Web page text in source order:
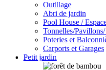
Outillage
Abri de jardin
Pool House /
Tonnelles/
Poteries et
Carports et Garages
Petit jardin